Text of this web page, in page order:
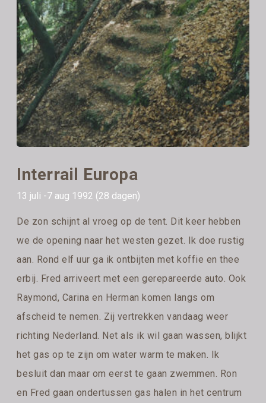
Interrail Europa
13 juli -7 aug 1992 (28 dagen)
De zon schijnt al vroeg op de tent. Dit keer hebben
we de opening naar het westen gezet. Ik doe rustig
aan. Rond elf uur ga ik ontbijten met koffie en thee
erbij. Fred arriveert met een gerepareerde auto. Ook
Raymond, Carina en Herman komen langs om
afscheid te nemen. Zij vertrekken vandaag weer
richting Nederland. Net als ik wil gaan wassen, blijkt
het gas op te zijn om water warm te maken. Ik
besluit dan maar om eerst te gaan zwemmen. Ron
en Fred gaan ondertussen gas halen in het centrum